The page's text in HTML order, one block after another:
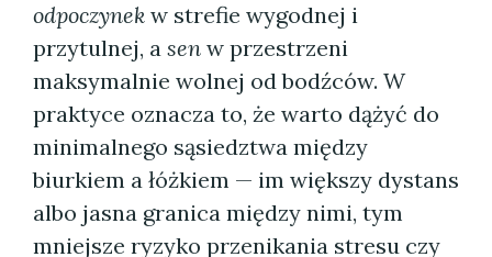
odpoczynek w strefie wygodnej i
przytulnej, a sen w przestrzeni
maksymalnie wolnej od bodźców. W
praktyce oznacza to, że warto dążyć do
minimalnego sąsiedztwa między
biurkiem a łóżkiem — im większy dystans
albo jasna granica między nimi, tym
mniejsze ryzyko przenikania stresu czy